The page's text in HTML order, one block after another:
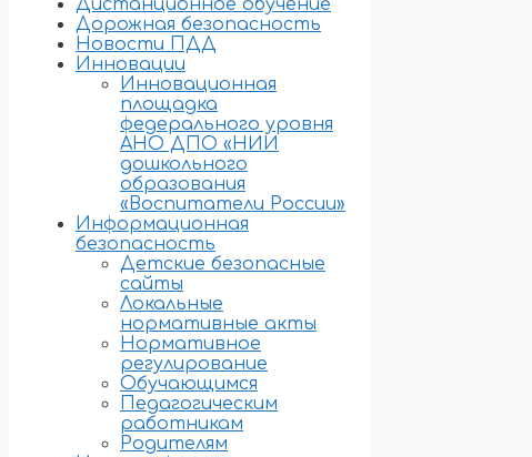
Дистанционное обучение
Дорожная безопасность
Новости ПДД
Инновации
Инновационная
площадка
федерального уровня
АНО ДПО «НИИ
дошкольного
образования
«Воспитатели России»
Информационная
безопасность
Детские безопасные
сайты
Локальные
нормативные акты
Нормативное
регулирование
Обучающимся
Педагогическим
работникам
Родителям